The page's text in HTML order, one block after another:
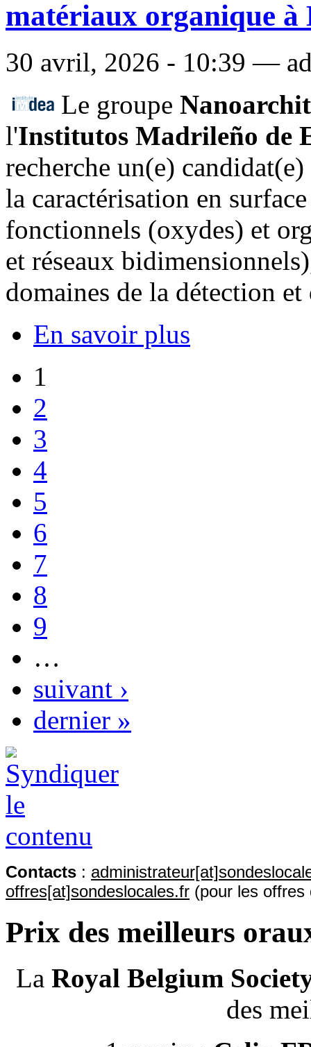
matériaux organique
30 avril, 2026 - 10:39 —
Le groupe
l'Institutos Madrileño de
recherche un(e)
la caractérisation en
fonctionnels (oxydes) et
et réseaux
domaines de la détection et
En savoir plus
1
2
3
4
5
6
7
8
9
…
suivant ›
dernier »
Contacts :
offres[at]sondeslocales.fr (pour les offres
Prix des meilleurs
La Royal Belgium
des